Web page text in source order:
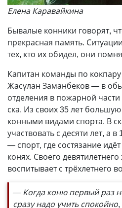
Елена Каравайкина
Бывалые конники говорят,
прекрасная память.
тех, кто их обидел, они
Капитан команды по
Жасұлан Заманбеков — в
отделения в пожарной
ска. Из своих 35 лет
конными видами спорта. В
участвовать с десяти лет, а
— спорт, где состязание
конях. Своего
воспитывает с трёхлетнего
— Когда коню первый раз
сразу надо учить спокойно